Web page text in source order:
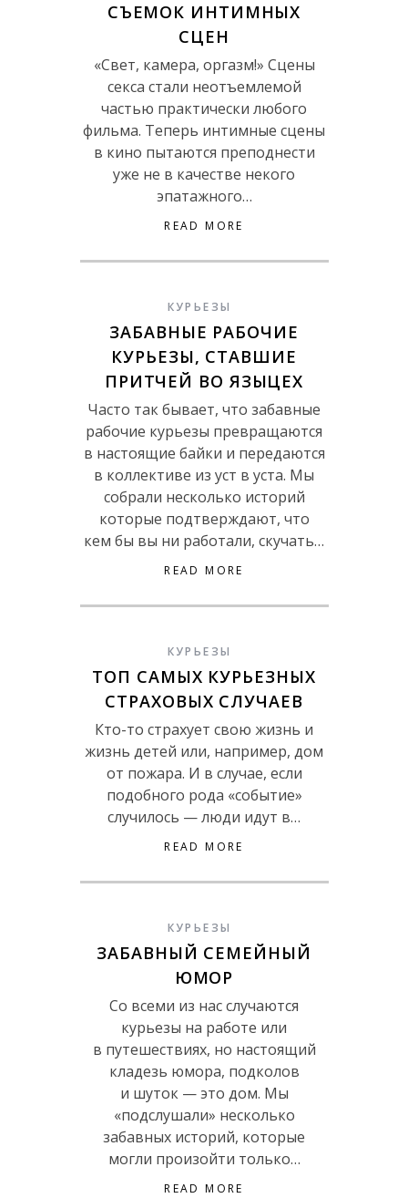
СЪЕМОК ИНТИМНЫХ
СЦЕН
«Свет, камера, оргазм!» Сцены
секса стали неотъемлемой
частью практически любого
фильма. Теперь интимные сцены
в кино пытаются преподнести
уже не в качестве некого
эпатажного…
READ MORE
КУРЬЕЗЫ
ЗАБАВНЫЕ РАБОЧИЕ
КУРЬЕЗЫ, СТАВШИЕ
ПРИТЧЕЙ ВО ЯЗЫЦЕХ
Часто так бывает, что забавные
рабочие курьезы превращаются
в настоящие байки и передаются
в коллективе из уст в уста. Мы
собрали несколько историй
которые подтверждают, что
кем бы вы ни работали, скучать…
READ MORE
КУРЬЕЗЫ
ТОП САМЫХ КУРЬЕЗНЫХ
СТРАХОВЫХ СЛУЧАЕВ
Кто-то страхует свою жизнь и
жизнь детей или, например, дом
от пожара. И в случае, если
подобного рода «событие»
случилось — люди идут в…
READ MORE
КУРЬЕЗЫ
ЗАБАВНЫЙ СЕМЕЙНЫЙ
ЮМОР
Со всеми из нас случаются
курьезы на работе или
в путешествиях, но настоящий
кладезь юмора, подколов
и шуток — это дом. Мы
«подслушали» несколько
забавных историй, которые
могли произойти только…
READ MORE